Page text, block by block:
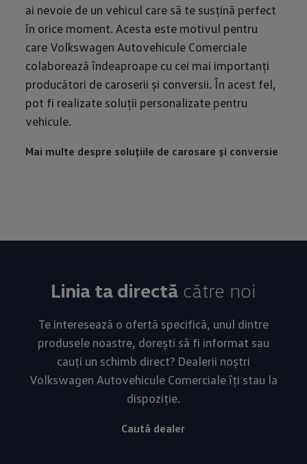
ai nevoie de un vehicul care să te susțină perfect
în orice moment. Acesta este motivul pentru
care Volkswagen Autovehicule Comerciale
colaborează îndeaproape cu cei mai importanți
producători de caroserii și conversii. În acest fel,
pot fi realizate soluții personalizate pentru
vehicule.
Mai multe despre soluțiile de carosare și conversie
Linia ta directă către noi
Te interesează o ofertă specifică, unul dintre
produsele noastre, dorești să fi informat sau
cauți un schimb direct? Dealerii noștri
Volkswagen Autovehicule Comerciale îți stau la
dispoziție.
Caută dealer